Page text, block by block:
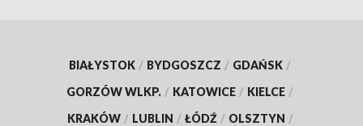
BIAŁYSTOK / BYDGOSZCZ / GDAŃSK /
GORZÓW WLKP. / KATOWICE / KIELCE /
KRAKÓW / LUBLIN / ŁÓDŹ / OLSZTYN /